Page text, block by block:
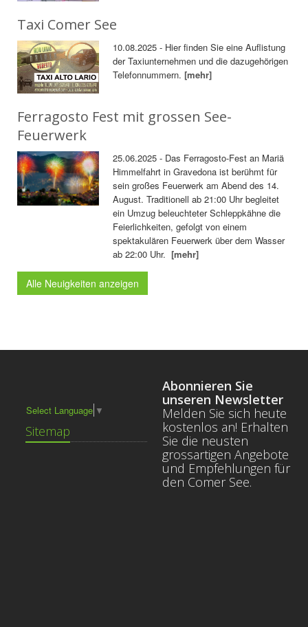
Taxi Comer See
10.08.2025 - Hier finden Sie eine Auflistung
der Taxiunternehmen und die dazugehörigen
Telefonnummern.[mehr]
Ferragosto Fest mit grossen See-
Feuerwerk
25.06.2025 - Das Ferragosto-Fest an Mariä
Himmelfahrt in Gravedona ist berühmt für
sein großes Feuerwerk am Abend des 14.
August. Traditionell ab 21:00 Uhr begleitet
ein Umzug beleuchteter Schleppkähne die
Feierlichkeiten, gefolgt von einem
spektakulären Feuerwerk über dem Wasser
ab 22:00 Uhr.[mehr]
Alle Neuigkeiten anzeigen
Select Language ▼
Sitemap
Abonnieren Sie
unseren Newsletter
Melden Sie sich heute
kostenlos an! Erhalten
Sie die neusten
grossartigen Angebote
und Empfehlungen für
den Comer See.